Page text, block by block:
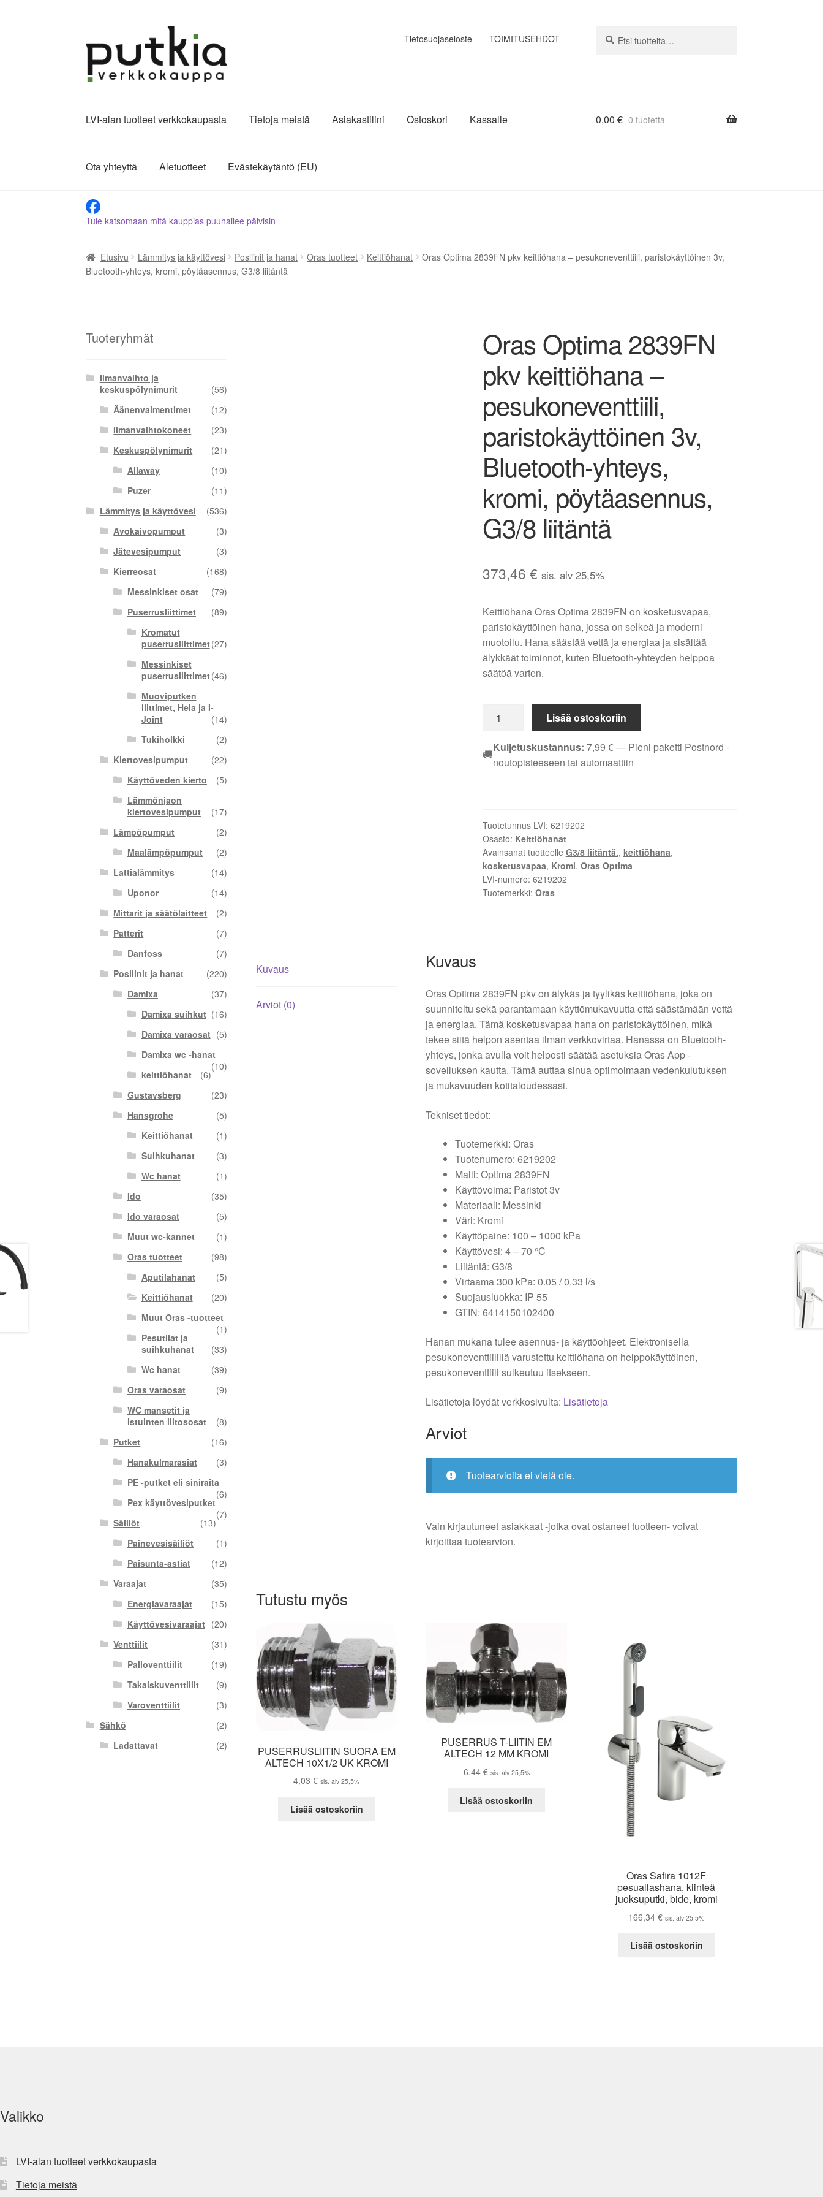
navigointiin
sisältöön
Tietosuojaseloste TOIMITUSEHDOT
LVI-alan tuotteet verkkokaupasta Tietoja meistä Asiakastilini Ostoskori Kassalle
Ota yhteyttä Aletuotteet Evästekäytäntö (EU)
0,00 € 0 tuotetta
Tule katsomaan mitä kauppias puuhailee päivisin
Etusivu Lämmitys ja käyttövesi Posliinit ja hanat Oras tuotteet Keittiöhanat
Oras Optima 2839FN pkv keittiöhana – pesukoneventtiili, paristokäyttöinen 3v,
Bluetooth-yhteys, kromi, pöytäasennus, G3/8 liitäntä
Oras Optima 2839FN
pkv keittiöhana –
pesukoneventtiili,
paristokäyttöinen 3v,
Bluetooth-yhteys,
kromi, pöytäasennus,
G3/8 liitäntä
373,46 € sis. alv 25,5%
Keittiöhana Oras Optima 2839FN on kosketusvapaa,
paristokäyttöinen hana, jossa on selkeä ja moderni
muotoilu. Hana säästää vettä ja energiaa ja sisältää
älykkäät toiminnot, kuten Bluetooth-yhteyden helppoa
säätöä varten.
Optima
2839FN
pkv
keittiöhana
3v,
Bluetooth-
yhteys,
kromi,
pöytäasennus,
Lisää ostoskoriin
🚚Kuljetuskustannus: 7,99 €— Pieni paketti Postnord -
noutopisteeseen tai automaattiin
Tuotetunnus LVI: 6219202
Osasto: Keittiöhanat
Avainsanat tuotteelle G3/8 liitäntä., keittiöhana,
kosketusvapaa, Kromi, Oras Optima
LVI-numero: 6219202
Tuotemerkki: Oras
Kuvaus
Arviot (0)
Kuvaus
Oras Optima 2839FN pkv on älykäs ja tyylikäs keittiöhana, joka on
suunniteltu sekä parantamaan käyttömukavuutta että säästämään vettä
ja energiaa. Tämä kosketusvapaa hana on paristokäyttöinen, mikä
tekee siitä helpon asentaa ilman verkkovirtaa. Hanassa on Bluetooth-
yhteys, jonka avulla voit helposti säätää asetuksia Oras App -
sovelluksen kautta. Tämä auttaa sinua optimoimaan vedenkulutuksen
ja mukavuuden kotitaloudessasi.
Tekniset tiedot:
Tuotemerkki: Oras
Tuotenumero: 6219202
Malli: Optima 2839FN
Käyttövoima: Paristot 3v
Materiaali: Messinki
Väri: Kromi
Käyttöpaine: 100 – 1000 kPa
Käyttövesi: 4 – 70 °C
Liitäntä: G3/8
Virtaama 300 kPa: 0.05 / 0.33 l/s
Suojausluokka: IP 55
GTIN: 6414150102400
Hanan mukana tulee asennus- ja käyttöohjeet. Elektronisella
pesukoneventtiilillä varustettu keittiöhana on helppokäyttöinen,
pesukoneventtiili sulkeutuu itsekseen.
Lisätietoja löydät verkkosivulta: Lisätietoja
Arviot
Tuotearvioita ei vielä ole.
Vain kirjautuneet asiakkaat -jotka ovat ostaneet tuotteen- voivat
kirjoittaa tuotearvion.
Tutustu myös
PUSERRUSLIITIN SUORA EM
ALTECH 10X1/2 UK KROMI
4,03€ sis. alv 25,5%
Lisää ostoskoriin
PUSERRUS T-LIITIN EM
ALTECH 12 MM KROMI
6,44 € sis. alv 25,5%
Lisää ostoskoriin
Oras Safira 1012F
pesuallashana, kiinteä
juoksuputki, bide, kromi
166,34€ sis. alv 25,5%
Lisää ostoskoriin
Tuoteryhmät
Ilmanvaihto ja
keskuspölynimurit
(56)
Äänenvaimentimet
(12)
Ilmanvaihtokoneet
(23)
Keskuspölynimurit
(21)
Allaway
(10)
Puzer
(11)
Lämmitys ja käyttövesi
(536)
Avokaivopumput
(3)
Jätevesipumput
(3)
Kierreosat
(168)
Messinkiset osat
(79)
Puserrusliittimet
(89)
Kromatut
puserrusliittimet(27)
Messinkiset
puserrusliittimet(46)
Muoviputken
liittimet, Hela ja I-
Joint
(14)
Tukiholkki
(2)
Kiertovesipumput
(22)
Käyttöveden kierto
(5)
Lämmönjaon
kiertovesipumput
(17)
Lämpöpumput
(2)
Maalämpöpumput
(2)
Lattialämmitys
(14)
Uponor
(14)
Mittarit ja säätölaitteet
(2)
Patterit
(7)
Danfoss
(7)
Posliinit ja hanat
(220)
Damixa
(37)
Damixa suihkut (16)
Damixa varaosat (5)
Damixa wc -hanat
(10)
keittiöhanat
(6)
Gustavsberg
(23)
Hansgrohe
(5)
Keittiöhanat
(1)
Suihkuhanat
(3)
Wc hanat
(1)
Ido
(35)
Ido varaosat
(5)
Muut wc-kannet
(1)
Oras tuotteet
(98)
Aputilahanat
(5)
Keittiöhanat
(20)
Muut Oras -tuotteet
(1)
Pesutilat ja
suihkuhanat
(33)
Wc hanat
(39)
Oras varaosat
(9)
WC mansetit ja
istuinten liitososat
(8)
Putket
(16)
Hanakulmarasiat
(3)
PE -putket eli siniraita
(6)
Pex käyttövesiputket
(7)
Säiliöt
(13)
Painevesisäiliöt
(1)
Paisunta-astiat
(12)
Varaajat
(35)
Energiavaraajat
(15)
Käyttövesivaraajat (20)
Venttiilit
(31)
Palloventtiilit
(19)
Takaiskuventtiilit
(9)
Varoventtiilit
(3)
Sähkö
(2)
Ladattavat
(2)
Valikko
LVI-alan tuotteet verkkokaupasta
Tietoja meistä